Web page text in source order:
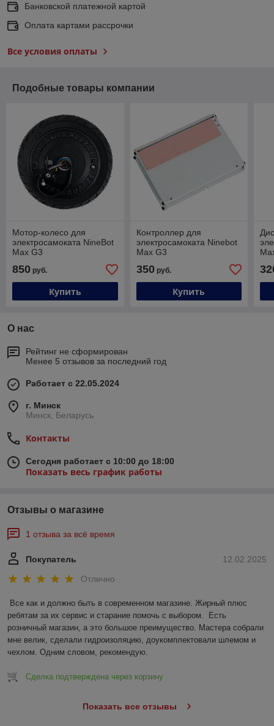
Банковской платежной картой
Оплата картами рассрочки
Все условия оплаты
Подобные товары компании
Мотор-колесо для
электросамоката NineBot
Max G3
850 руб.
Купить
Контроллер для
электросамоката Ninebot
Max G3
350руб.
Купить
О нас
Рейтинг не сформирован
Менее 5 отзывов за последний год
Работает с 22.05.2024
г. Минск
Минск, Беларусь
Контакты
Сегодня работает с 10:00 до 18:00
Показать весь график работы
Отзывы о магазине
1 отзыва за всё время
12.02.2025
Покупатель
Отлично
Все как и должно быть в современном магазине. Жирный плюс
ребятам за их сервис и старание помочь с выбором.  Есть
розничный магазин, а это большое преимущество. Мастера собрали
мне велик, сделали гидроизоляцию, доукомплектовали шлемом и
чехлом. Одним словом, рекомендую.
Сделка подтверждена через корзину
Показать все отзывы